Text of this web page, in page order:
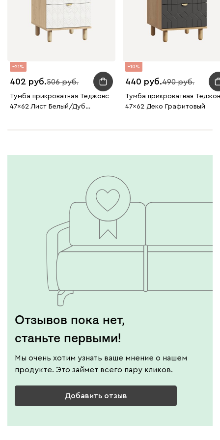
21
402 506
Тумба прикроватная Теджонс
47x62 Лист ​Белый/Дуб
10
440 490
Тумба прикроватная
47x62 Деко Графитовый
Отзывов пока нет,
станьте первыми!
Мы очень хотим узнать ваше мнение о нашем
продукте. Это займет всего пару кликов.
Добавить отзыв